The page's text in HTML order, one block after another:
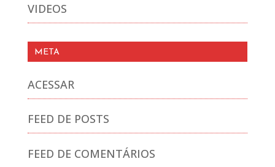
VIDEOS
META
ACESSAR
FEED DE POSTS
FEED DE COMENTÁRIOS